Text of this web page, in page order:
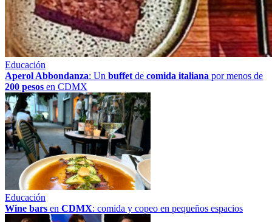
Educación
Aperol Abbondanza: Un buffet de comida italiana por menos de
200 pesos en CDMX
Educación
Wine bars en CDMX: comida y copeo en pequeños espacios